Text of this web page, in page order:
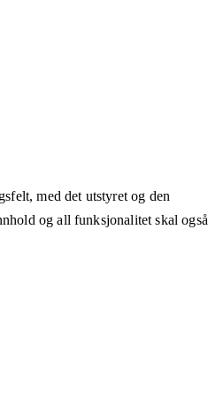
med det utstyret og den
og all funksjonalitet skal også